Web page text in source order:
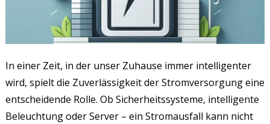
In einer Zeit, in der unser Zuhause immer intelligenter
wird, spielt die Zuverlässigkeit der Stromversorgung eine
entscheidende Rolle. Ob Sicherheitssysteme, intelligente
Beleuchtung oder Server – ein Stromausfall kann nicht